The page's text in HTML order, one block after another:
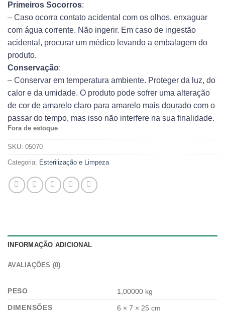
Primeiros Socorros:
– Caso ocorra contato acidental com os olhos, enxaguar
com água corrente. Não ingerir. Em caso de ingestão
acidental, procurar um médico levando a embalagem do
produto.
Conservação:
– Conservar em temperatura ambiente. Proteger da luz, do
calor e da umidade. O produto pode sofrer uma alteração
de cor de amarelo claro para amarelo mais dourado com o
passar do tempo, mas isso não interfere na sua finalidade.
Fora de estoque
SKU: 05070
Categoria: Esterilização e Limpeza
INFORMAÇÃO ADICIONAL
AVALIAÇÕES (0)
PESO
1,00000 kg
DIMENSÕES
6 × 7 × 25 cm